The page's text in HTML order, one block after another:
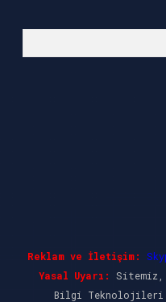
Reklam ve İletişim:
Yasal Uyarı:
Sitemiz,
Bilgi Teknolojileri